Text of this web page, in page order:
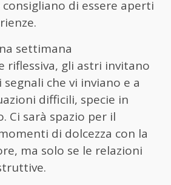
consigliano di essere aperti
settimana
riflessiva, gli astri invitano
che vi inviano e a
difficili, specie in
Ci sarà spazio per il
di dolcezza con la
ma solo se le relazioni